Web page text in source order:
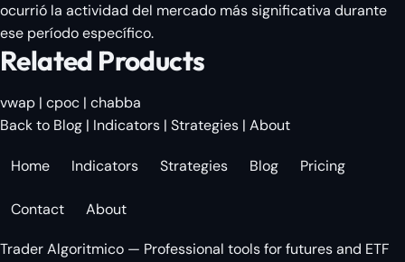
ocurrió la actividad del mercado más significativa durante
ese período específico.
Related Products
vwap | cpoc | chabba
Back to Blog | Indicators | Strategies | About
Home Indicators Strategies Blog Pricing
Contact About
Trader Algoritmico — Professional tools for futures and ETF